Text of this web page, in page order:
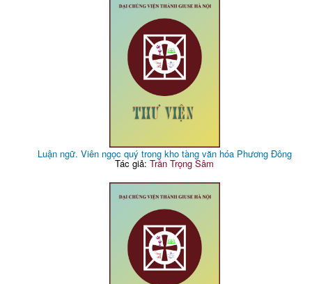
Luận ngữ. Viên ngọc quý trong kho tàng văn hóa Phương Đông
Tác giả:Trần Trọng Sâm